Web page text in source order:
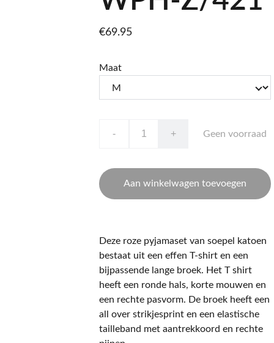
€69.95
Maat
- + Geen voorraad
Aan winkelwagen toevoegen
Deze roze pyjamaset van soepel katoen
bestaat uit een effen T-shirt en een
bijpassende lange broek. Het T shirt
heeft een ronde hals, korte mouwen en
een rechte pasvorm. De broek heeft een
all over strikjesprint en een elastische
tailleband met aantrekkoord en rechte